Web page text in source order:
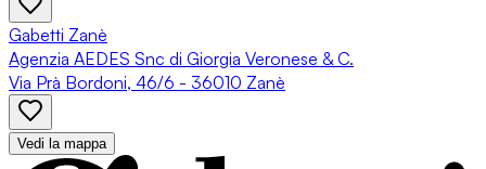
Gabetti Zanè
Agenzia AEDES Snc di Giorgia Veronese & C.
Via Prà Bordoni, 46/6 - 36010 Zanè
Vedi la mappa